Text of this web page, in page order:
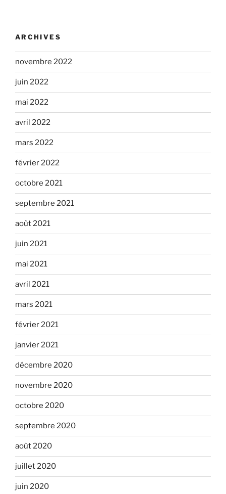
ARCHIVES
novembre 2022
juin 2022
mai 2022
avril 2022
mars 2022
février 2022
octobre 2021
septembre 2021
août 2021
juin 2021
mai 2021
avril 2021
mars 2021
février 2021
janvier 2021
décembre 2020
novembre 2020
octobre 2020
septembre 2020
août 2020
juillet 2020
juin 2020